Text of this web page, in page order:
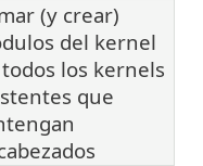
(y crear)
del kernel
los kernels
que